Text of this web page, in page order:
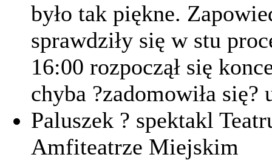
było tak piękne.
sprawdziły się w stu
16:00 rozpoczął się
chyba ?zadomowiła się?
Paluszek ? spektakl
Amfiteatrze Miejskim